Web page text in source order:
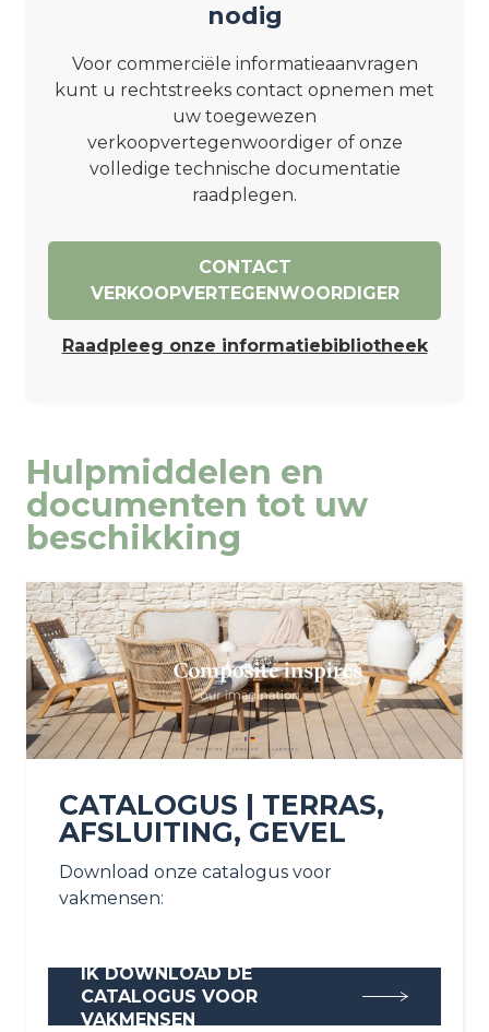
nodig
Voor commerciële informatieaanvragen
kunt u rechtstreeks contact opnemen met
uw toegewezen
verkoopvertegenwoordiger of onze
volledige technische documentatie
raadplegen.
CONTACT
VERKOOPVERTEGENWOORDIGER
Raadpleeg onze informatiebibliotheek
Hulpmiddelen en
documenten tot uw
beschikking
CATALOGUS | TERRAS,
AFSLUITING, GEVEL
Download onze catalogus voor
vakmensen:
IK DOWNLOAD DE
CATALOGUS VOOR
VAKMENSEN